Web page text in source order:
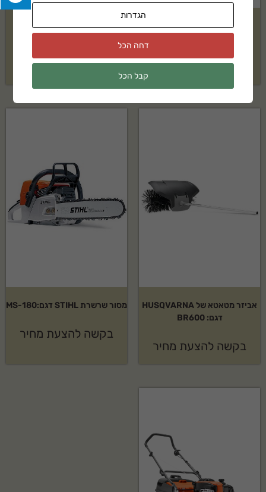
שואב עלים ופסולת Billy Goat
₪12,433
מאווררת צינוריות PLURG 18"
₪17,405
אביזר מטאטא של HUSQVARNA
דגם: BR600
בקשה להצעת מחיר
מסור שרשרת STIHL דגם:MS-180
בקשה להצעת מחיר
הגדרות
דחה הכל
קבל הכל